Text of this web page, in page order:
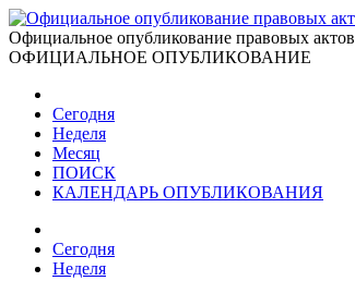
Официальное опубликование правовых актов
ОФИЦИАЛЬНОЕ ОПУБЛИКОВАНИЕ
Сегодня
Неделя
Месяц
ПОИСК
КАЛЕНДАРЬ ОПУБЛИКОВАНИЯ
Сегодня
Неделя